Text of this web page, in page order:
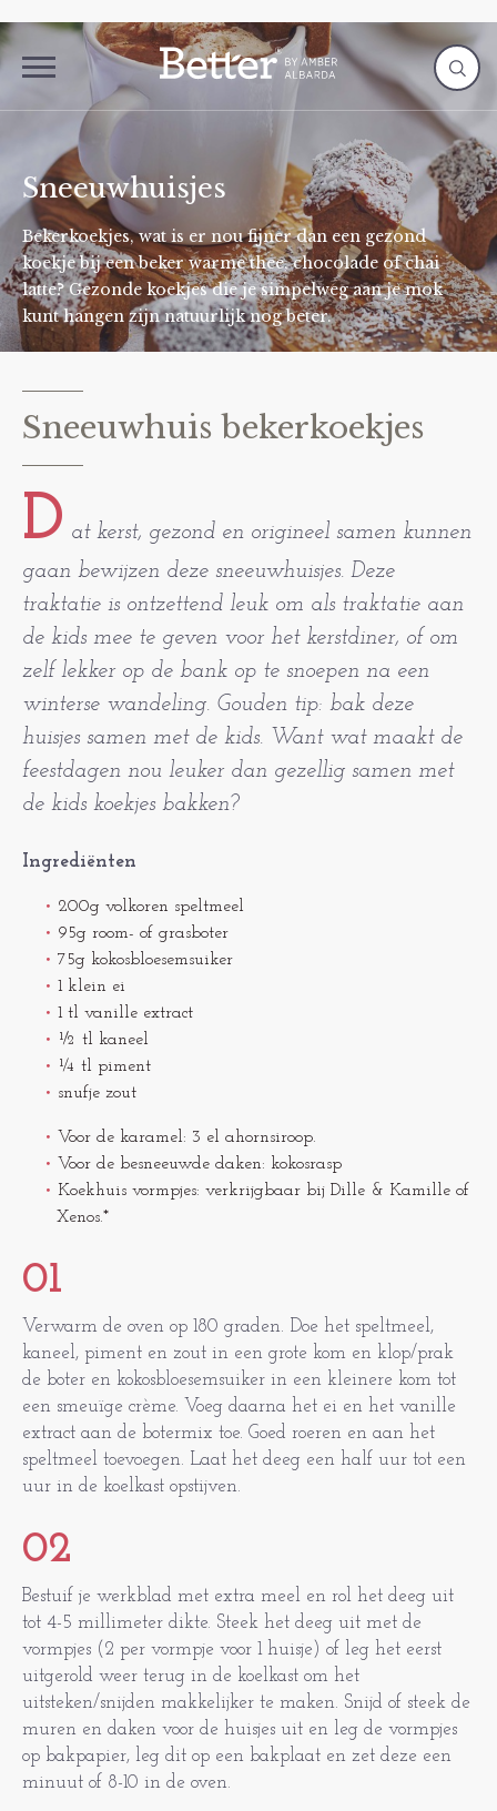
Sneeuwhuisjes
Bekerkoekjes, wat is er nou fijner dan een gezond
koekje bij een beker warme thee, chocolade of chai
latte? Gezonde koekjes die je simpelweg aan je mok
kunt hangen zijn natuurlijk nog beter.
Sneeuwhuis bekerkoekjes
D at kerst, gezond en origineel samen kunnen
gaan bewijzen deze sneeuwhuisjes. Deze
traktatie is ontzettend leuk om als traktatie aan
de kids mee te geven voor het kerstdiner, of om
zelf lekker op de bank op te snoepen na een
winterse wandeling. Gouden tip: bak deze
huisjes samen met de kids. Want wat maakt de
feestdagen nou leuker dan gezellig samen met
de kids koekjes bakken?
Ingrediënten
200g volkoren speltmeel
95g room- of grasboter
75g kokosbloesemsuiker
1 klein ei
1 tl vanille extract
½ tl kaneel
¼ tl piment
snufje zout
Voor de karamel: 3 el ahornsiroop.
Voor de besneeuwde daken: kokosrasp
Koekhuis vormpjes: verkrijgbaar bij Dille & Kamille of
Xenos.*
01
Verwarm de oven op 180 graden. Doe het speltmeel,
kaneel, piment en zout in een grote kom en klop/prak
de boter en kokosbloesemsuiker in een kleinere kom tot
een smeuïge crème. Voeg daarna het ei en het vanille
extract aan de botermix toe. Goed roeren en aan het
speltmeel toevoegen. Laat het deeg een half uur tot een
uur in de koelkast opstijven.
02
Bestuif je werkblad met extra meel en rol het deeg uit
tot 4-5 millimeter dikte. Steek het deeg uit met de
vormpjes (2 per vormpje voor 1 huisje) of leg het eerst
uitgerold weer terug in de koelkast om het
uitsteken/snijden makkelijker te maken. Snijd of steek de
muren en daken voor de huisjes uit en leg de vormpjes
op bakpapier, leg dit op een bakplaat en zet deze een
minuut of 8-10 in de oven.